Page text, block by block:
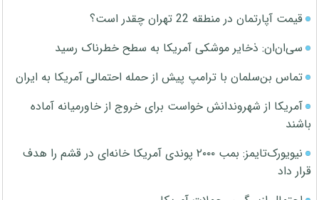
قیمت آپارتمان در منطقه 22 تهران چقدر است؟
سی‌ان‌ان: ذخایر موشکی آمریکا به سطح خطرناک رسید
تماس بن‌سلمان با ترامپ پیش از حمله احتمالی آمریکا به ایران
آمریکا از شهروندانش خواست برای خروج از خاورمیانه آماده
باشند
نیویورک‌تایمز: بمب ۲۰۰۰ پوندی آمریکا خانه‌ای در قشم را هدف
قرار داد